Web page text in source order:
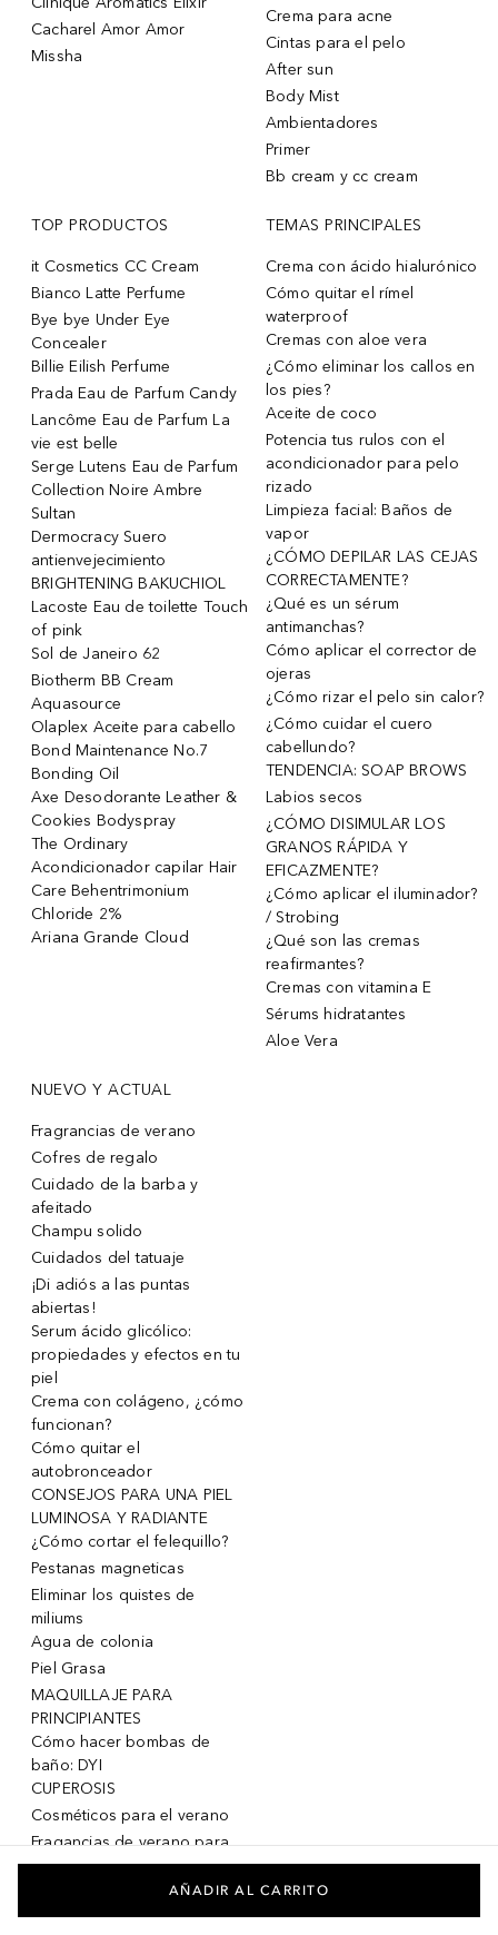
Cacharel Amor Amor
Missha
Crema para acne
Cintas para el pelo
After sun
Body Mist
Ambientadores
Primer
Bb cream y cc cream
TOP PRODUCTOS
it Cosmetics CC Cream
Bianco Latte Perfume
Bye bye Under Eye
Concealer
Billie Eilish Perfume
Prada Eau de Parfum Candy
Lancôme Eau de Parfum La
vie est belle
Serge Lutens Eau de Parfum
Collection Noire Ambre
Sultan
Dermocracy Suero
antienvejecimiento
BRIGHTENING BAKUCHIOL
Lacoste Eau de toilette Touch
of pink
Sol de Janeiro 62
Biotherm BB Cream
Aquasource
Olaplex Aceite para cabello
Bond Maintenance No.7
Bonding Oil
Axe Desodorante Leather &
Cookies Bodyspray
The Ordinary
Acondicionador capilar Hair
Care Behentrimonium
Chloride 2%
Ariana Grande Cloud
TEMAS PRINCIPALES
Crema con ácido hialurónico
Cómo quitar el rímel
waterproof
Cremas con aloe vera
¿Cómo eliminar los callos en
los pies?
Aceite de coco
Potencia tus rulos con el
acondicionador para pelo
rizado
Limpieza facial: Baños de
vapor
¿CÓMO DEPILAR LAS CEJAS
CORRECTAMENTE?
¿Qué es un sérum
antimanchas?
Cómo aplicar el corrector de
ojeras
¿Cómo rizar el pelo sin calor?
¿Cómo cuidar el cuero
cabellundo?
TENDENCIA: SOAP BROWS
Labios secos
¿CÓMO DISIMULAR LOS
GRANOS RÁPIDA Y
EFICAZMENTE?
¿Cómo aplicar el iluminador?
/ Strobing
¿Qué son las cremas
reafirmantes?
Cremas con vitamina E
Sérums hidratantes
Aloe Vera
NUEVO Y ACTUAL
Fragrancias de verano
Cofres de regalo
Cuidado de la barba y
afeitado
Champu solido
Cuidados del tatuaje
¡Di adiós a las puntas
abiertas!
Serum ácido glicólico:
propiedades y efectos en tu
piel
Crema con colágeno, ¿cómo
funcionan?
Cómo quitar el
autobronceador
CONSEJOS PARA UNA PIEL
LUMINOSA Y RADIANTE
¿Cómo cortar el felequillo?
Pestanas magneticas
Eliminar los quistes de
miliums
Agua de colonia
Piel Grasa
MAQUILLAJE PARA
PRINCIPIANTES
Cómo hacer bombas de
baño: DYI
CUPEROSIS
Cosméticos para el verano
Fragancias de verano para
mujeres
Fragancias de verano paraAÑADIR AL CARRITO